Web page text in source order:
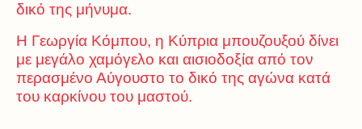
δικό της μήνυμα.
Η Γεωργία Κόμπου, η Κύπρια μπουζουξού δίνει
με μεγάλο χαμόγελο και αισιοδοξία από τον
περασμένο Αύγουστο το δικό της αγώνα κατά
του καρκίνου του μαστού.